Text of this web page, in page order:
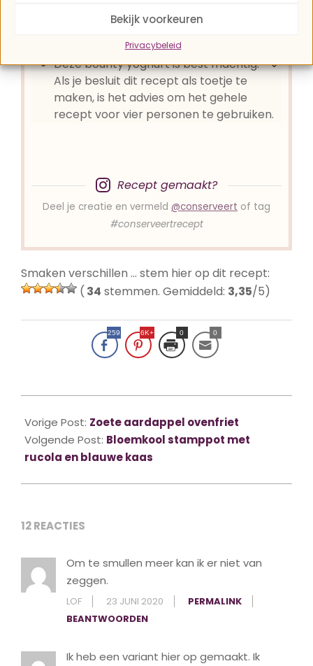
Bekijk voorkeuren
Privacybeleid
Deze bounty yoghurt is best machtig.
Als je besluit dit recept als toetje te
maken, is het advies om het gehele
recept voor vier personen te gebruiken.
Recept gemaakt?
Deel je creatie en vermeld @conserveert of tag
#conserveertrecept
Smaken verschillen … stem hier op dit recept:
( 34 stemmen. Gemiddeld: 3,35/5)
259 6K+ 0 0
10-
26
Vorige Post: Zoete aardappel ovenfriet
Volgende Post: Bloemkool stamppot met
rucola en blauwe kaas
12 REACTIES
Om te smullen meer kan ik er niet van
zeggen.
LOF 23 JUNI 2020
PERMALINK
BEANTWOORDEN
Ik heb een variant hier op gemaakt. Ik